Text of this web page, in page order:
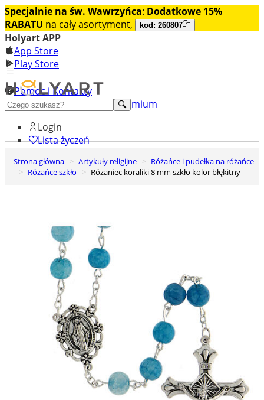
Specjalnie na św. Wawrzyńca: Dodatkowe 15%
RABATU na cały asortyment, kod: 260807
Holyart APP
App Store
Play Store
Pomoc i Kontakty
+48 222 922 860
Odkryj premium
Login
Lista życzeń
0
Koszyk
Strona główna Artykuły religijne
Różańce i pudełka na różańce
Różańce szkło
Różaniec koraliki 8 mm szkło kolor błękitny